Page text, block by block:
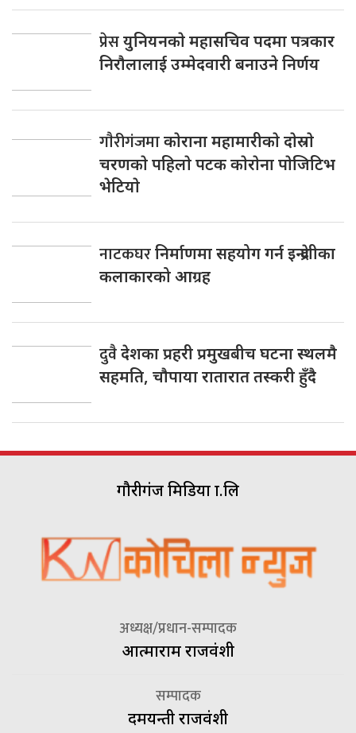
प्रेसयुनियनकाे महासचिव पदमा पत्रकार
निराैलालाई उम्मेदवारी बनाउने निर्णय
गाैरीगंजमाकाेराना महामारीकाे दाेस्राे
चरणकाे पहिलाे पटक काेराेना पाेजिटिभ
भेटियाे
नाटकघरनिर्माणमा सहयोग गर्न इन्द्रेणीका
कलाकारको आग्रह
दुवैदेशका प्रहरी प्रमुखबीच घटना स्थलमै
सहमति, चाैपाया रातारात तस्करी हुँदै
गौरीगंज मिडिया प्रा.लि
अध्यक्ष/प्रधान-सम्पादक
आत्माराम राजवंशी
सम्पादक
दमयन्ती राजवंशी